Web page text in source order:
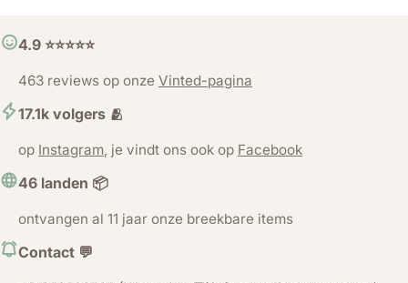
4.9 ⭐️⭐️⭐️⭐️⭐️
463 reviews op onze Vinted-pagina
17.1k volgers 🫂
op Instagram, je vindt ons ook op Facebook
46 landen 📦
ontvangen al 11 jaar onze breekbare items
Contact 💬